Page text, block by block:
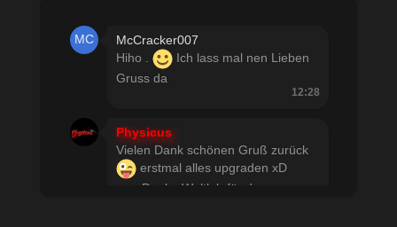
McCracker007
Hiho .
Ich lass mal nen Lieben
Gruss da
12:28
Physicus
Vielen Dank schönen Gruß zurück
erstmal alles upgraden xD
usw Danke Woltlab für den